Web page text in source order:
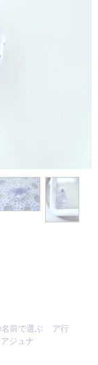
前で選ぶ
ア行
ジュナ